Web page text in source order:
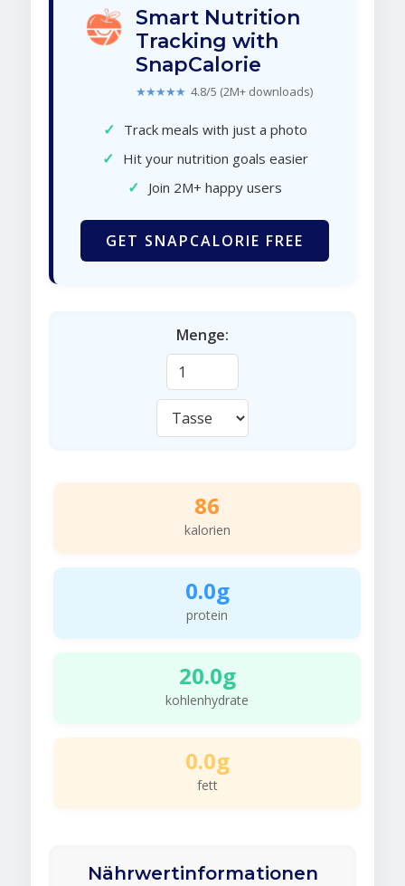
Smart Nutrition
Tracking with
SnapCalorie
★★★★★ 4.8/5 (2M+ downloads)
✓ Track meals with just a photo
✓ Hit your nutrition goals easier
✓ Join 2M+ happy users
GET SNAPCALORIE FREE
Menge:
86
kalorien
0.0g
protein
20.0g
kohlenhydrate
0.0g
fett
Nährwertinformationen